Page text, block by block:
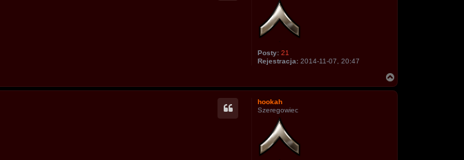
Posty: 21
Rejestracja: 2014-11-07, 20:47
a
g
hookah
Szeregowiec